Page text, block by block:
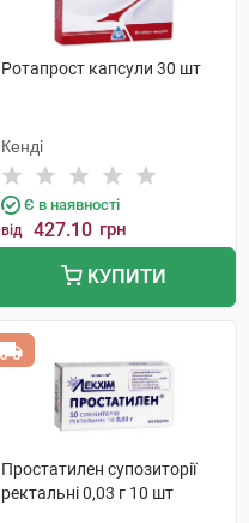
Ротапрост капсули 30 шт
Кенді
Є в наявності
від 427.10 грн
КУПИТИ
Простатилен супозиторії
ректальні 0,03 г 10 шт